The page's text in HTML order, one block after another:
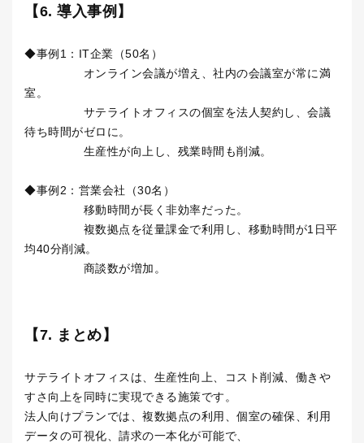
【6. 導入事例】
◆事例1：IT企業（50名）
オンライン会議が増え、社内の会議室が常に満
室。
サテライトオフィスの個室を法人契約し、会議
待ち時間がゼロに。
生産性が向上し、残業時間も削減。
◆事例2：営業会社（30名）
移動時間が長く非効率だった。
複数拠点を従量課金で利用し、移動時間が1日平
均40分削減。
商談数が増加。
【7. まとめ】
サテライトオフィスは、生産性向上、コスト削減、働きや
すさ向上を同時に実現できる施策です。
法人向けプランでは、複数拠点の利用、個室の確保、利用
データの可視化、請求の一本化が可能で、